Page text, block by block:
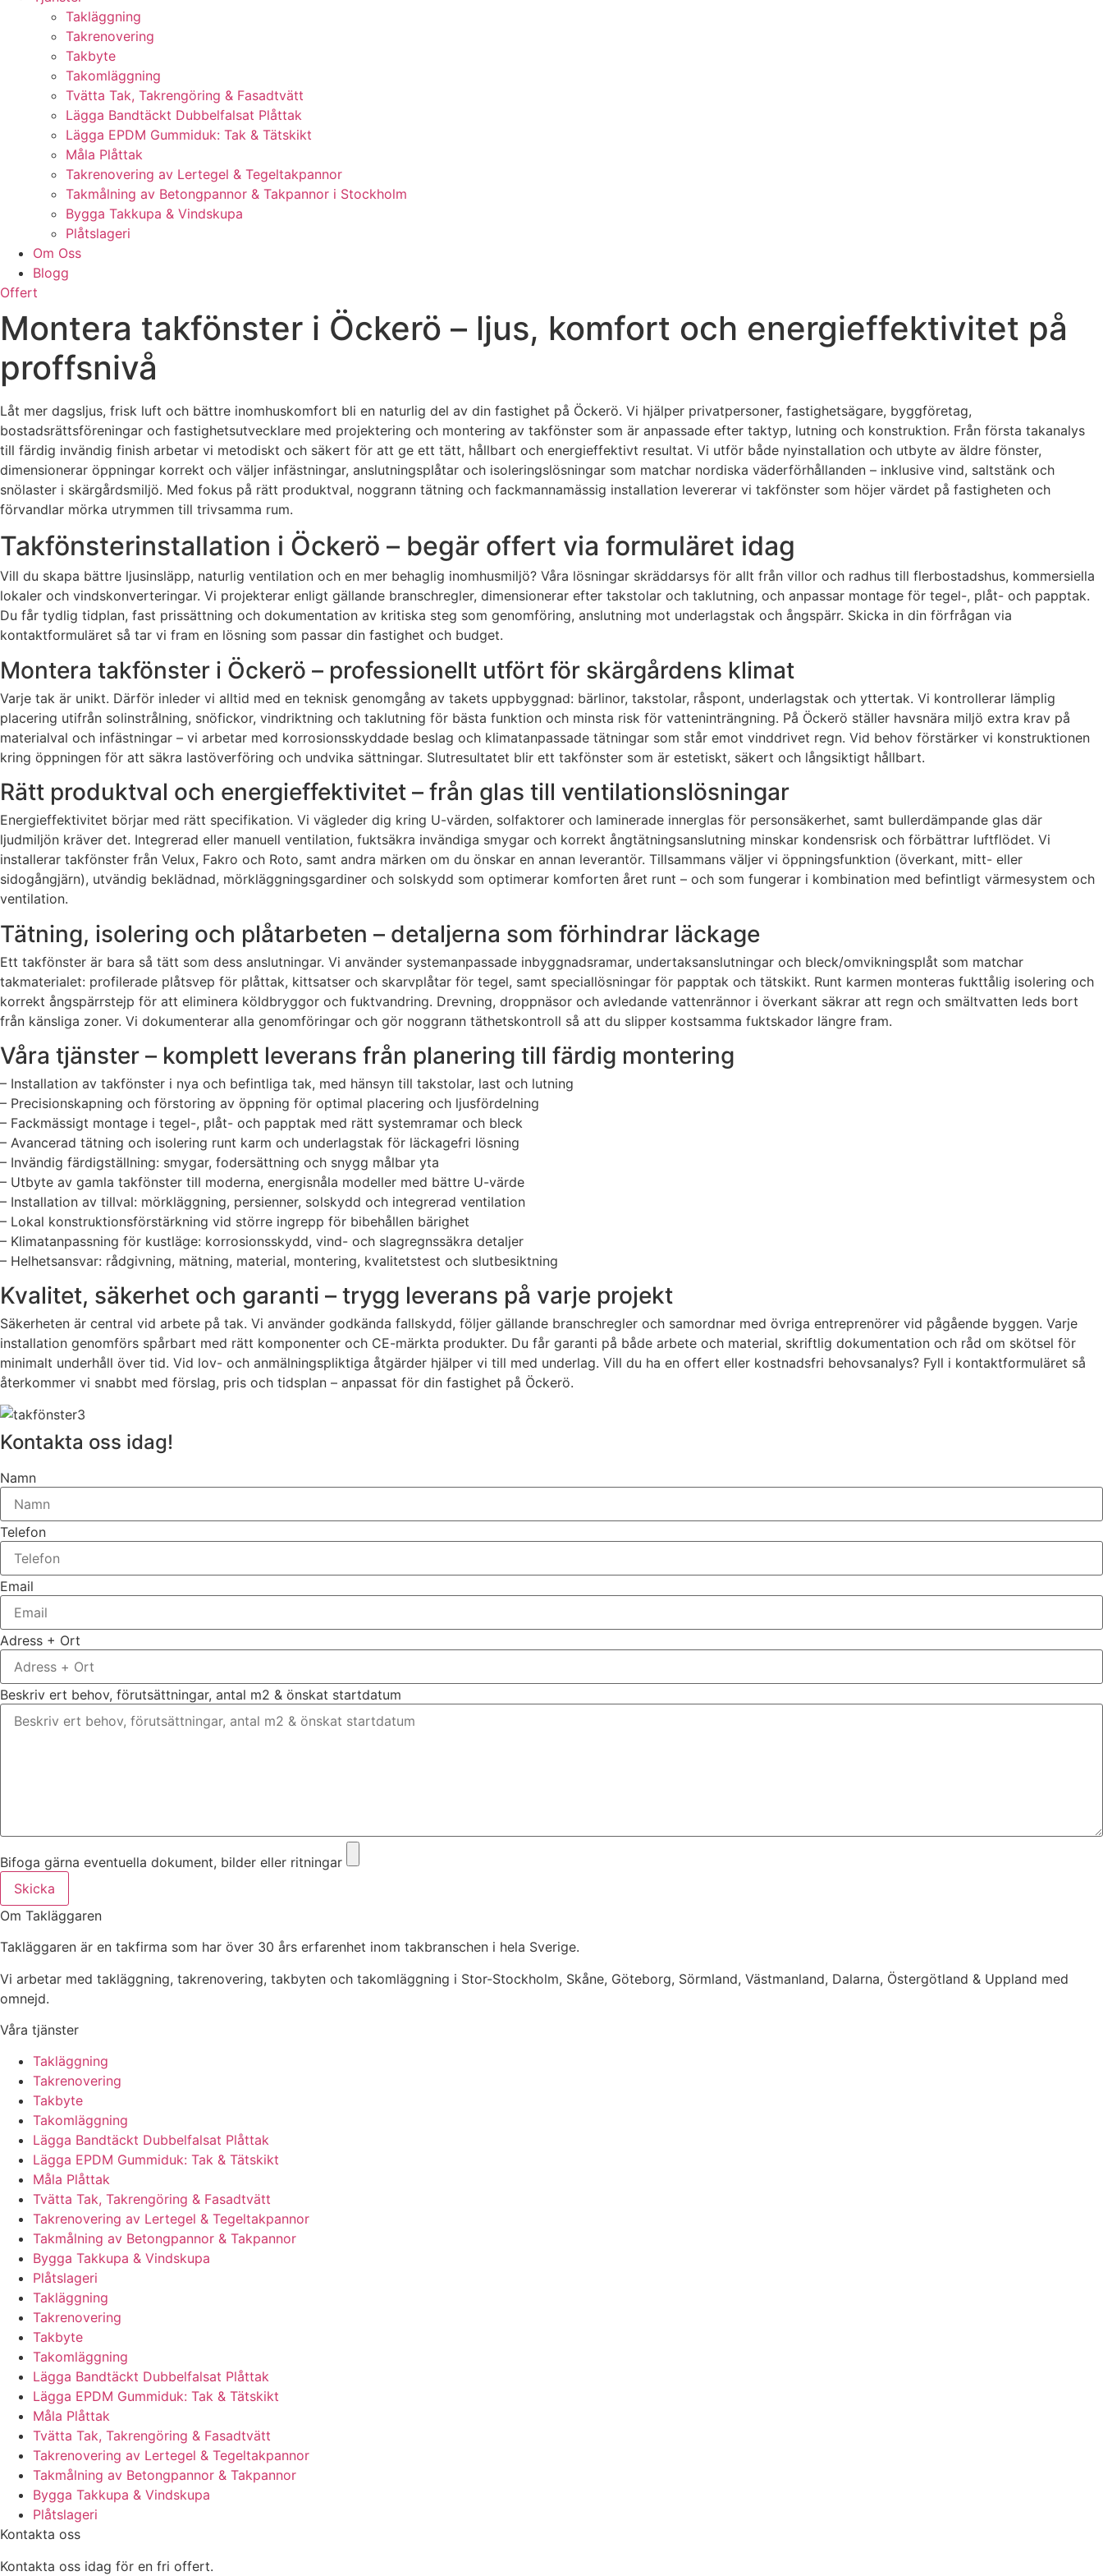
Takläggning
Takrenovering
Takbyte
Takomläggning
Tvätta Tak, Takrengöring & Fasadtvätt
Lägga Bandtäckt Dubbelfalsat Plåttak
Lägga EPDM Gummiduk: Tak & Tätskikt
Måla Plåttak
Takrenovering av Lertegel & Tegeltakpannor
Takmålning av Betongpannor & Takpannor i Stockholm
Bygga Takkupa & Vindskupa
Plåtslageri
Om Oss
Blogg
Offert
Montera takfönster i Öckerö – ljus, komfort och energieffektivitet på
proffsnivå
Låt mer dagsljus, frisk luft och bättre inomhuskomfort bli en naturlig del av din fastighet på Öckerö. Vi hjälper privatpersoner, fastighetsägare, byggföretag,
bostadsrättsföreningar och fastighetsutvecklare med projektering och montering av takfönster som är anpassade efter taktyp, lutning och konstruktion. Från första takanalys
till färdig invändig finish arbetar vi metodiskt och säkert för att ge ett tätt, hållbart och energieffektivt resultat. Vi utför både nyinstallation och utbyte av äldre fönster,
dimensionerar öppningar korrekt och väljer infästningar, anslutningsplåtar och isoleringslösningar som matchar nordiska väderförhållanden – inklusive vind, saltstänk och
snölaster i skärgårdsmiljö. Med fokus på rätt produktval, noggrann tätning och fackmannamässig installation levererar vi takfönster som höjer värdet på fastigheten och
förvandlar mörka utrymmen till trivsamma rum.
Takfönsterinstallation i Öckerö – begär offert via formuläret idag
Vill du skapa bättre ljusinsläpp, naturlig ventilation och en mer behaglig inomhusmiljö? Våra lösningar skräddarsys för allt från villor och radhus till flerbostadshus, kommersiella
lokaler och vindskonverteringar. Vi projekterar enligt gällande branschregler, dimensionerar efter takstolar och taklutning, och anpassar montage för tegel-, plåt- och papptak.
Du får tydlig tidplan, fast prissättning och dokumentation av kritiska steg som genomföring, anslutning mot underlagstak och ångspärr. Skicka in din förfrågan via
kontaktformuläret så tar vi fram en lösning som passar din fastighet och budget.
Montera takfönster i Öckerö – professionellt utfört för skärgårdens klimat
Varje tak är unikt. Därför inleder vi alltid med en teknisk genomgång av takets uppbyggnad: bärlinor, takstolar, råspont, underlagstak och yttertak. Vi kontrollerar lämplig
placering utifrån solinstrålning, snöfickor, vindriktning och taklutning för bästa funktion och minsta risk för vatteninträngning. På Öckerö ställer havsnära miljö extra krav på
materialval och infästningar – vi arbetar med korrosionsskyddade beslag och klimatanpassade tätningar som står emot vinddrivet regn. Vid behov förstärker vi konstruktionen
kring öppningen för att säkra lastöverföring och undvika sättningar. Slutresultatet blir ett takfönster som är estetiskt, säkert och långsiktigt hållbart.
Rätt produktval och energieffektivitet – från glas till ventilationslösningar
Energieffektivitet börjar med rätt specifikation. Vi vägleder dig kring U-värden, solfaktorer och laminerade innerglas för personsäkerhet, samt bullerdämpande glas där
ljudmiljön kräver det. Integrerad eller manuell ventilation, fuktsäkra invändiga smygar och korrekt ångtätningsanslutning minskar kondensrisk och förbättrar luftflödet. Vi
installerar takfönster från Velux, Fakro och Roto, samt andra märken om du önskar en annan leverantör. Tillsammans väljer vi öppningsfunktion (överkant, mitt- eller
sidogångjärn), utvändig beklädnad, mörkläggningsgardiner och solskydd som optimerar komforten året runt – och som fungerar i kombination med befintligt värmesystem och
ventilation.
Tätning, isolering och plåtarbeten – detaljerna som förhindrar läckage
Ett takfönster är bara så tätt som dess anslutningar. Vi använder systemanpassade inbyggnadsramar, undertaksanslutningar och bleck/omvikningsplåt som matchar
takmaterialet: profilerade plåtsvep för plåttak, kittsatser och skarvplåtar för tegel, samt speciallösningar för papptak och tätskikt. Runt karmen monteras fukttålig isolering och
korrekt ångspärrstejp för att eliminera köldbryggor och fuktvandring. Drevning, droppnäsor och avledande vattenrännor i överkant säkrar att regn och smältvatten leds bort
från känsliga zoner. Vi dokumenterar alla genomföringar och gör noggrann täthetskontroll så att du slipper kostsamma fuktskador längre fram.
Våra tjänster – komplett leverans från planering till färdig montering
– Installation av takfönster i nya och befintliga tak, med hänsyn till takstolar, last och lutning
– Precisionskapning och förstoring av öppning för optimal placering och ljusfördelning
– Fackmässigt montage i tegel-, plåt- och papptak med rätt systemramar och bleck
– Avancerad tätning och isolering runt karm och underlagstak för läckagefri lösning
– Invändig färdigställning: smygar, fodersättning och snygg målbar yta
– Utbyte av gamla takfönster till moderna, energisnåla modeller med bättre U-värde
– Installation av tillval: mörkläggning, persienner, solskydd och integrerad ventilation
– Lokal konstruktionsförstärkning vid större ingrepp för bibehållen bärighet
– Klimatanpassning för kustläge: korrosionsskydd, vind- och slagregnssäkra detaljer
– Helhetsansvar: rådgivning, mätning, material, montering, kvalitetstest och slutbesiktning
Kvalitet, säkerhet och garanti – trygg leverans på varje projekt
Säkerheten är central vid arbete på tak. Vi använder godkända fallskydd, följer gällande branschregler och samordnar med övriga entreprenörer vid pågående byggen. Varje
installation genomförs spårbart med rätt komponenter och CE-märkta produkter. Du får garanti på både arbete och material, skriftlig dokumentation och råd om skötsel för
minimalt underhåll över tid. Vid lov- och anmälningspliktiga åtgärder hjälper vi till med underlag. Vill du ha en offert eller kostnadsfri behovsanalys? Fyll i kontaktformuläret så
återkommer vi snabbt med förslag, pris och tidsplan – anpassat för din fastighet på Öckerö.
Kontakta oss idag!
Namn
Telefon
Email
Adress + Ort
Beskriv ert behov, förutsättningar, antal m2 & önskat startdatum
Bifoga gärna eventuella dokument, bilder eller ritningar
Skicka
Om Takläggaren
Takläggaren är en takfirma som har över 30 års erfarenhet inom takbranschen i hela Sverige.
Vi arbetar med takläggning, takrenovering, takbyten och takomläggning i Stor-Stockholm, Skåne, Göteborg, Sörmland, Västmanland, Dalarna, Östergötland & Uppland med
omnejd.
Våra tjänster
Takläggning
Takrenovering
Takbyte
Takomläggning
Lägga Bandtäckt Dubbelfalsat Plåttak
Lägga EPDM Gummiduk: Tak & Tätskikt
Måla Plåttak
Tvätta Tak, Takrengöring & Fasadtvätt
Takrenovering av Lertegel & Tegeltakpannor
Takmålning av Betongpannor & Takpannor
Bygga Takkupa & Vindskupa
Plåtslageri
Takläggning
Takrenovering
Takbyte
Takomläggning
Lägga Bandtäckt Dubbelfalsat Plåttak
Lägga EPDM Gummiduk: Tak & Tätskikt
Måla Plåttak
Tvätta Tak, Takrengöring & Fasadtvätt
Takrenovering av Lertegel & Tegeltakpannor
Takmålning av Betongpannor & Takpannor
Bygga Takkupa & Vindskupa
Plåtslageri
Kontakta oss
Kontakta oss idag för en fri offert.